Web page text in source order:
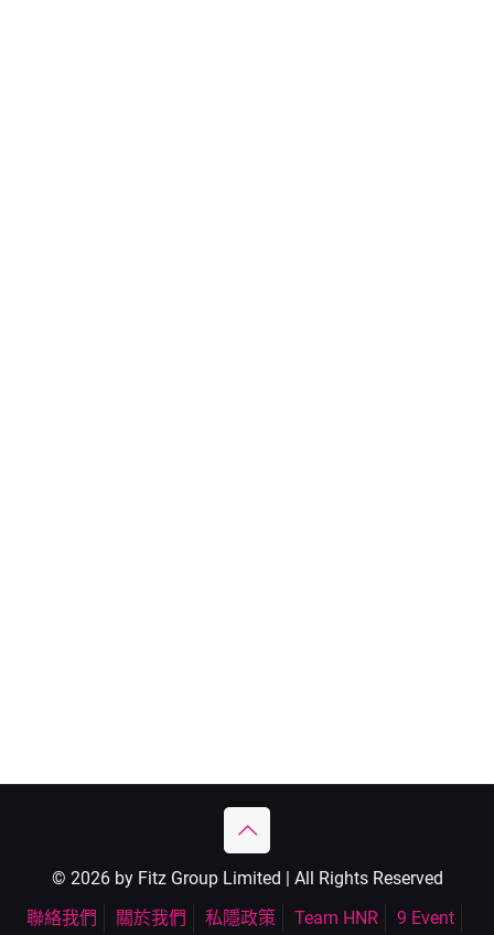
© 2026 by Fitz Group Limited | All Rights Reserved
聯絡我們
關於我們 私隱政策 Team HNR 9 Event